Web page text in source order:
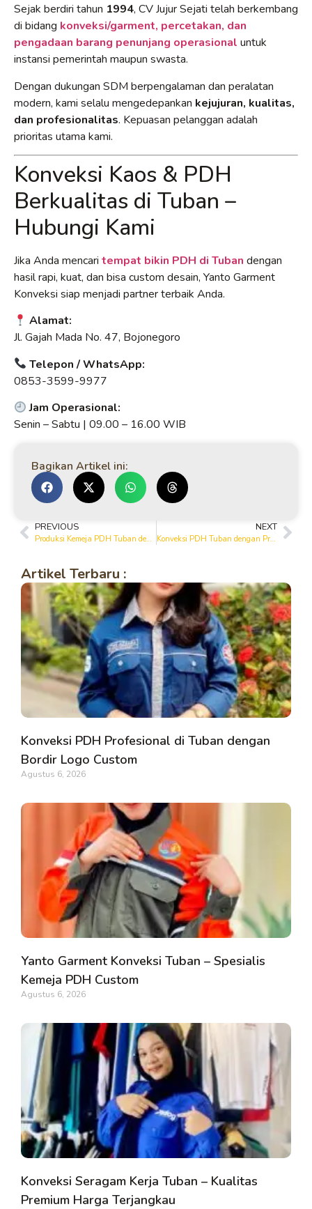
Sejak berdiri tahun 1994, CV Jujur Sejati telah berkembang
di bidang konveksi/garment, percetakan, dan
pengadaan barang penunjang operasional untuk
instansi pemerintah maupun swasta.
Dengan dukungan SDM berpengalaman dan peralatan
modern, kami selalu mengedepankan kejujuran, kualitas,
dan profesionalitas. Kepuasan pelanggan adalah
prioritas utama kami.
Konveksi Kaos & PDH
Berkualitas di Tuban –
Hubungi Kami
Jika Anda mencari tempat bikin PDH di Tuban dengan
hasil rapi, kuat, dan bisa custom desain, Yanto Garment
Konveksi siap menjadi partner terbaik Anda.
Alamat:
Jl. Gajah Mada No. 47, Bojonegoro
Telepon / WhatsApp:
0853-3599-9977
Jam Operasional:
Senin – Sabtu | 09.00 – 16.00 WIB
Bagikan Artikel ini:
PREVIOUS
Produksi Kemeja PDH Tuban dengan Bahan Drill Berkualitas
NEXT
Konveksi PDH Tuban dengan Proses Produksi Cepat
Artikel Terbaru :
Konveksi PDH Profesional di Tuban dengan
Bordir Logo Custom
Agustus 6, 2026
Yanto Garment Konveksi Tuban – Spesialis
Kemeja PDH Custom
Agustus 6, 2026
Konveksi Seragam Kerja Tuban – Kualitas
Premium Harga Terjangkau